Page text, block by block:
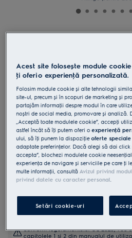
Cuptor cu abur cu
pirolitica A+ 72 litri
antiamprentă
4.9 (2491)
Beneficii
SteamBake folosește abur pentru a da
crocante.
Controlează cu ușurință setările
EXPlore.
Curățare pirolitică. Un sistem de
conform regulamentului UE 2023/988
capitolele 1 și 2 din manualul de
Acest site folosește module
ţi oferi o experienţă personalizată.
Folosim module cookie și alte tehnologii
site-ul, precum și în scopuri de marketing și
partajăm informaţii despre modul în care
noștri de social media, promovare și analiză.
„Acceptă toate modulele cookie”, accepţi
astfel încât să îţi putem oferi oexperienţă
ului, să îţi punem la dispoziţieoferte speciale
adaptate preferinţelor. Dacă alegi să dai click
accepta”, blochezi modulele cookie
experienţa de navigare și serviciile pe care ţi
multe informaţii, consultăAvizul privind
privind datele cu caracter personal.
Setări cookie-uri